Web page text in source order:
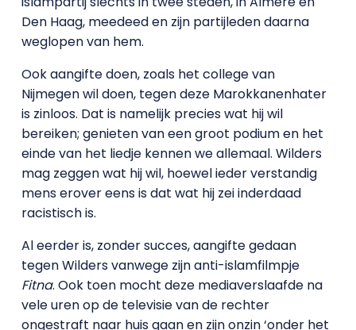
Den Haag, meedeed en zijn partijleden daarna
weglopen van hem.
Ook aangifte doen, zoals het college van
Nijmegen wil doen, tegen deze Marokkanenhater
is zinloos. Dat is namelijk precies wat hij wil
bereiken; genieten van een groot podium en het
einde van het liedje kennen we allemaal. Wilders
mag zeggen wat hij wil, hoewel ieder verstandig
mens erover eens is dat wat hij zei inderdaad
racistisch is.
Al eerder is, zonder succes, aangifte gedaan
tegen Wilders vanwege zijn anti-islamfilmpje
Fitna. Ook toen mocht deze mediaverslaafde na
vele uren op de televisie van de rechter
ongestraft naar huis gaan en zijn onzin ‘onder het